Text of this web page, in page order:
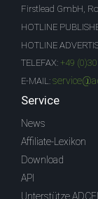
Firstlead GmbH,
HOTLINE
HOTLINE
TELEFAX: +49
E-MAIL:
Service
News
Affiliate-Lexikon
Download
API
Unterstütze